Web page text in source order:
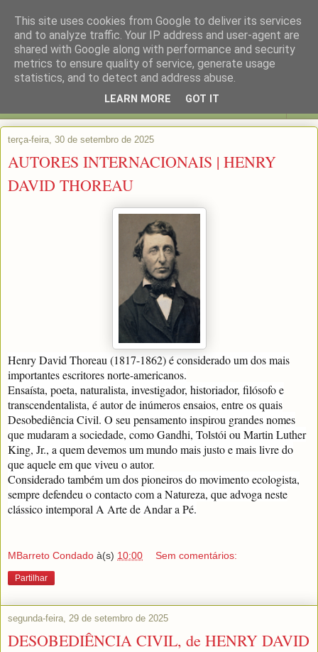
terça-feira, 30 de setembro de 2025
AUTORES INTERNACIONAIS | HENRY
DAVID THOREAU
Henry David Thoreau (1817-1862) é considerado um dos mais
importantes escritores norte-americanos.
Ensaísta, poeta, naturalista, investigador, historiador, filósofo e
transcendentalista, é autor de inúmeros ensaios, entre os quais
Desobediência Civil. O seu pensamento inspirou grandes nomes
que mudaram a sociedade, como Gandhi, Tolstói ou Martin Luther
King, Jr., a quem devemos um mundo mais justo e mais livre do
que aquele em que viveu o autor.
Considerado também um dos pioneiros do movimento ecologista,
sempre defendeu o contacto com a Natureza, que advoga neste
clássico intemporal A Arte de Andar a Pé.
MBarreto Condado à(s) 10:00 Sem comentários:
Partilhar
segunda-feira, 29 de setembro de 2025
DESOBEDIÊNCIA CIVIL, de HENRY DAVID
This site uses cookies from Google to deliver its services
and to analyze traffic. Your IP address and user-agent are
shared with Google along with performance and security
metrics to ensure quality of service, generate usage
statistics, and to detect and address abuse.
LEARN MORE GOT IT